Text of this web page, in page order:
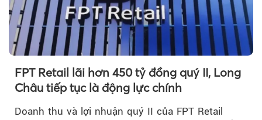
FPT Retail lãi hơn 450 tỷ đồng quý II, Long
Châu tiếp tục là động lực chính
Doanh thu và lợi nhuận quý II của FPT Retail